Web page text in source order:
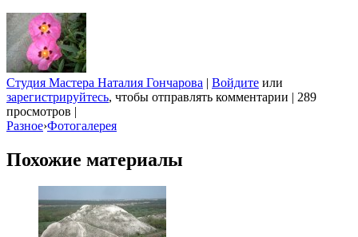
Студия Мастера Наталия Гончарова | Войдите или
зарегистрируйтесь, чтобы отправлять комментарии | 289
просмотров |
Разное›Фотогалерея
Похожие материалы